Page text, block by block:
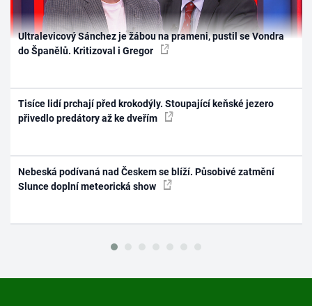
Ultralevicový Sánchez je žábou na prameni, pustil se Vondra
do Španělů. Kritizoval i Gregor
Tisíce lidí prchají před krokodýly. Stoupající keňské jezero
přivedlo predátory až ke dveřím
Nebeská podívaná nad Českem se blíží. Působivé zatmění
Slunce doplní meteorická show